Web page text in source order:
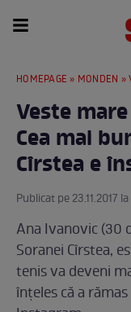
HOMEPAGE » MONDEN »
Veste
Cea mai
Cîrstea e
Publicat pe 23.11.2017
Ana Ivanovic (30
Soranei Cîrstea,
tenis va deveni
înțeles că a